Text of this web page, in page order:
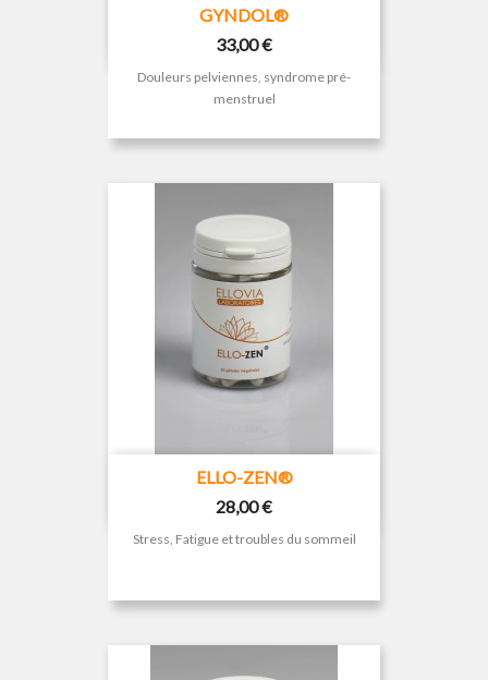
GYNDOL®
Prix
33,00 €
Douleurs pelviennes, syndrome pré-
menstruel
ELLO-ZEN®
Prix
28,00 €
Stress, Fatigue et troubles du sommeil